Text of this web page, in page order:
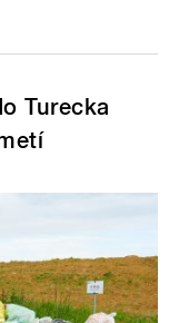
Turecka